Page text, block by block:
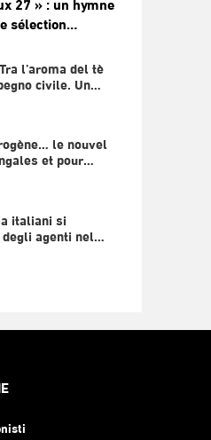
27 » : un hymne
sélection…
l’aroma del tè
civile. Un…
le nouvel
et pour…
italiani si
agenti nel…